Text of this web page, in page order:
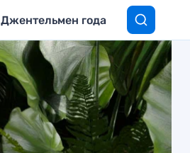
Джентельмен года